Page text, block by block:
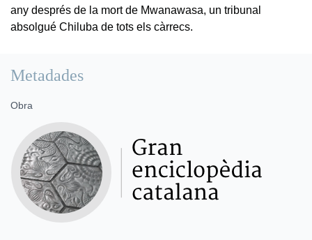
any després de la mort de Mwanawasa, un tribunal
absolgué Chiluba de tots els càrrecs.
Metadades
Obra